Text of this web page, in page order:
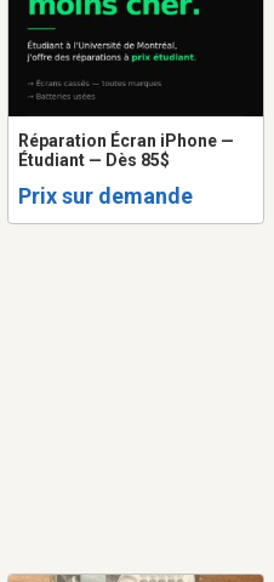
Réparation Écran iPhone —
Étudiant — Dès 85$
Prix sur demande